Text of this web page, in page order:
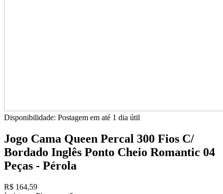
Disponibilidade: Postagem em até 1 dia útil
Jogo Cama Queen Percal 300 Fios C/
Bordado Inglês Ponto Cheio Romantic 04
Peças - Pérola
R$ 164,59